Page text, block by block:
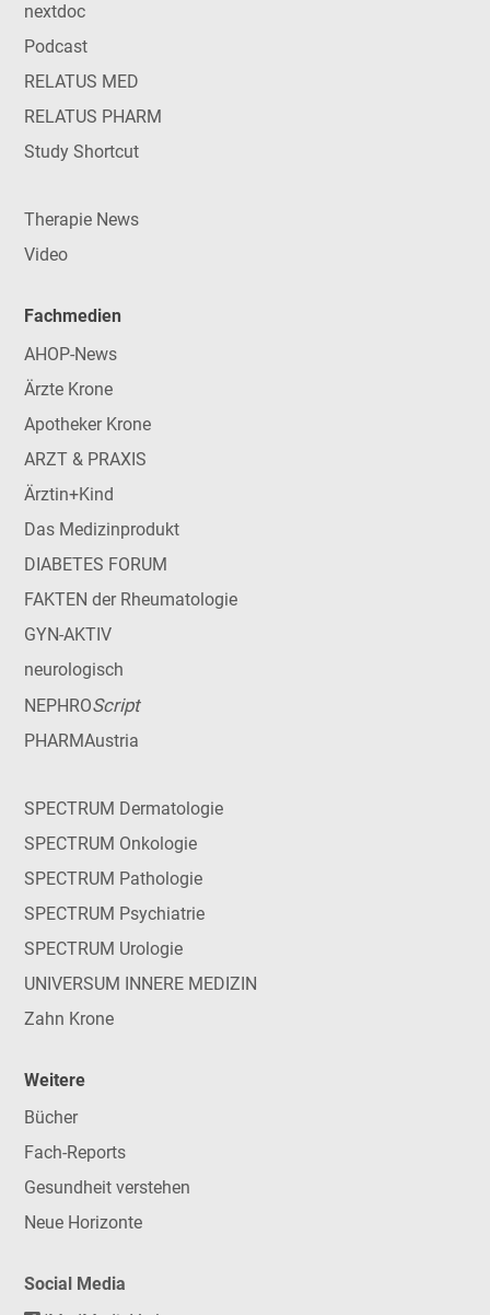
nextdoc
Podcast
RELATUS MED
RELATUS PHARM
Study Shortcut
Therapie News
Video
Fachmedien
AHOP-News
Ärzte Krone
Apotheker Krone
ARZT & PRAXIS
Ärztin+Kind
Das Medizinprodukt
DIABETES FORUM
FAKTEN der Rheumatologie
GYN-AKTIV
neurologisch
NEPHROScript
PHARMAustria
SPECTRUM Dermatologie
SPECTRUM Onkologie
SPECTRUM Pathologie
SPECTRUM Psychiatrie
SPECTRUM Urologie
UNIVERSUM INNERE MEDIZIN
Zahn Krone
Weitere
Bücher
Fach-Reports
Gesundheit verstehen
Neue Horizonte
Social Media